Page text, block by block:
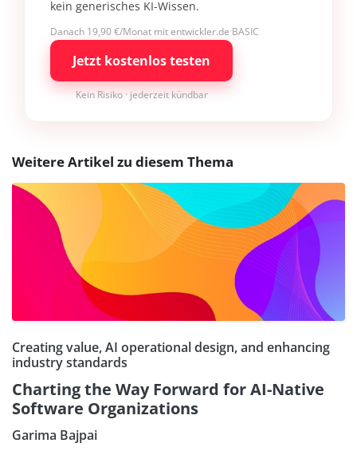
kein generisches KI-Wissen.
Danach 19,90 €/Monat mit entwickler.de BASIC
Jetzt kostenlos testen
Kein Risiko · jederzeit kündbar
Weitere Artikel zu diesem Thema
Creating value, AI operational design, and enhancing
industry standards
Charting the Way Forward for AI-Native
Software Organizations
Garima Bajpai